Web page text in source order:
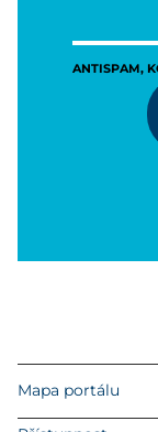
ANTISPAM,
Mapa portálu